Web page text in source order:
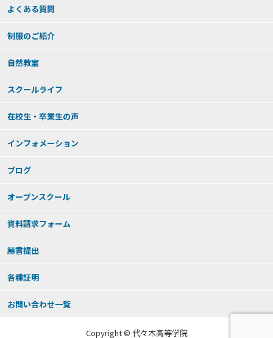
よくある質問
制服のご紹介
自然教室
スクールライフ
在校生・卒業生の声
インフォメーション
ブログ
オープンスクール
資料請求フォーム
願書提出
各種証明
お問い合わせ一覧
Copyright © 代々木高等学院